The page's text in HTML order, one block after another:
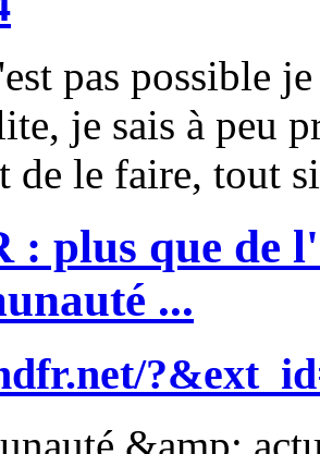
pas possible
, je sais à peu
de le faire, tout
: plus que de
...